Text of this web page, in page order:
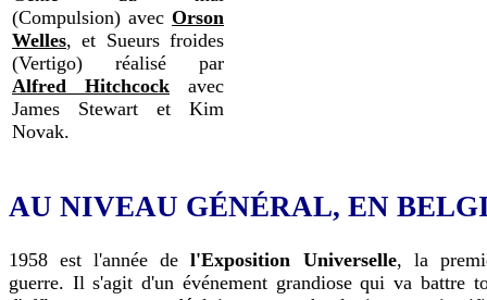
(Compulsion) avec Orson
Welles, et Sueurs froides
(Vertigo) réalisé par
Alfred Hitchcock avec
James Stewart et Kim
Novak.
AU NIVEAU GÉNÉRAL, EN
1958 est l'année del'Exposition Universelle, la
guerre. Il s'agit d'un événement grandiose qui va battre